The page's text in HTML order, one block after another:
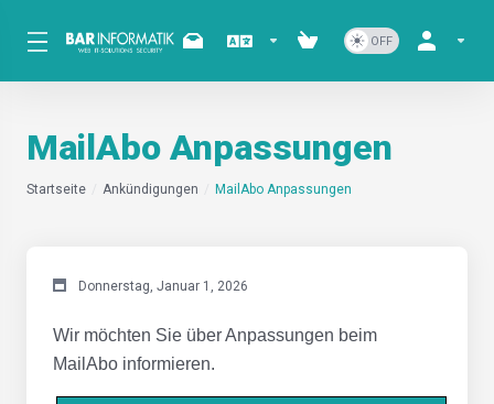
MailAbo Anpassungen
Startseite Ankündigungen MailAbo Anpassungen
Donnerstag, Januar 1, 2026
Wir möchten Sie über Anpassungen beim
MailAbo informieren.